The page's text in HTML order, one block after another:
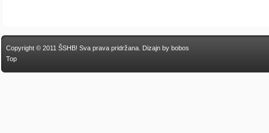
Copyright © 2011 ŠSHB! Sva prava pridržana. Dizajn by bobos
Top